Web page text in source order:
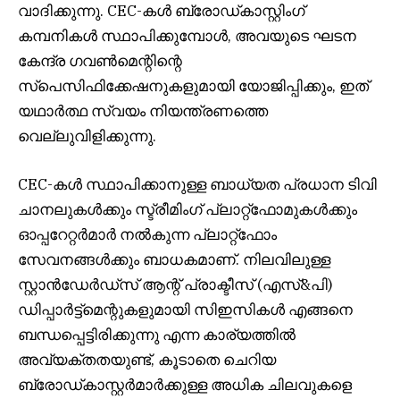
വാദിക്കുന്നു. CEC-കൾ ബ്രോഡ്കാസ്റ്റിംഗ്
കമ്പനികൾ സ്ഥാപിക്കുമ്പോൾ, അവയുടെ ഘടന
കേന്ദ്ര ഗവൺമെന്റിന്റെ
സ്പെസിഫിക്കേഷനുകളുമായി യോജിപ്പിക്കും, ഇത്
യഥാർത്ഥ സ്വയം നിയന്ത്രണത്തെ
വെല്ലുവിളിക്കുന്നു.
CEC-കൾ സ്ഥാപിക്കാനുള്ള ബാധ്യത പ്രധാന ടിവി
ചാനലുകൾക്കും സ്ട്രീമിംഗ് പ്ലാറ്റ്‌ഫോമുകൾക്കും
ഓപ്പറേറ്റർമാർ നൽകുന്ന പ്ലാറ്റ്‌ഫോം
സേവനങ്ങൾക്കും ബാധകമാണ്. നിലവിലുള്ള
സ്റ്റാൻഡേർഡ്സ് ആന്റ് പ്രാക്ടീസ് (എസ്&പി)
ഡിപ്പാർട്ട്‌മെന്റുകളുമായി സിഇസികൾ എങ്ങനെ
ബന്ധപ്പെട്ടിരിക്കുന്നു എന്ന കാര്യത്തിൽ
അവ്യക്തതയുണ്ട്, കൂടാതെ ചെറിയ
ബ്രോഡ്‌കാസ്റ്റർമാർക്കുള്ള അധിക ചിലവുകളെ